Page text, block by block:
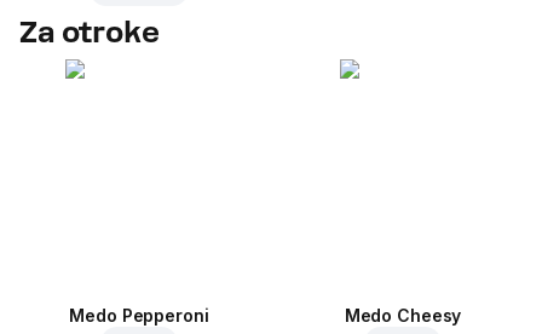
Za otroke
Medo Pepperoni Medo Cheesy